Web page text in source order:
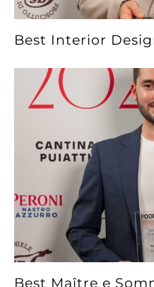
Best Interior
Best Maître e